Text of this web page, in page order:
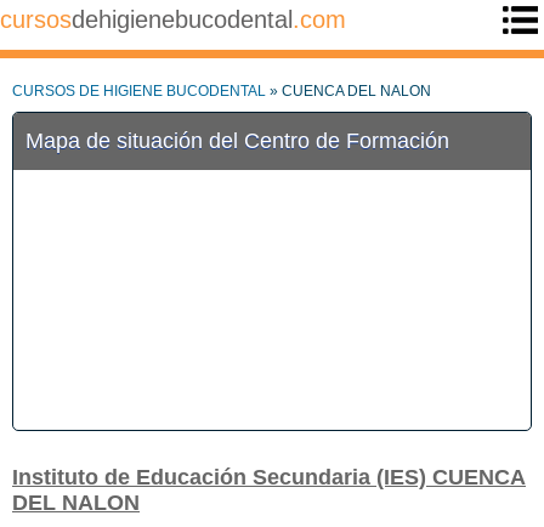
cursosdehigienebucodental .com
CURSOS DE HIGIENE BUCODENTAL » CUENCA DEL NALON
Mapa de situación del Centro de Formación
Instituto de Educación Secundaria (IES) CUENCA
DEL NALON